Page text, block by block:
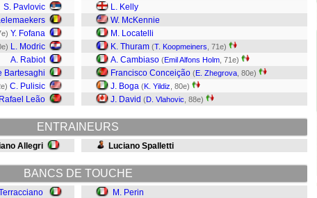
S. Pavlovic
Y. Fofana
L. Modric
A. Rabiot
Bartesaghi
C. Pulisic
Rafael Leão
L. Kelly
W. McKennie
M. Locatelli
K. Thuram (T. Koopmeiners , 71e)
A. Cambiaso (Emil Alfons Holm , 71e)
Francisco Conceição (E. Zhegrova , 80e)
J. Boga (K. Yildiz , 80e)
J. David (D. Vlahovic , 88e)
ENTRAINEURS
Allegri Luciano Spalletti
BANCS DE TOUCHE
M. Perin